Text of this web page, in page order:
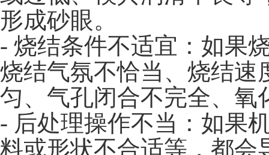
形成砂眼。
- 烧结条件不适宜：如果
烧结气氛不恰当、烧结速
匀、气孔闭合不完全、氧
- 后处理操作不当：如果
料或形状不合适等，都会